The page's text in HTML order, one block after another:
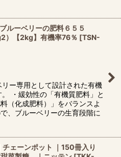
ルーベリーの肥料６５５
）【2kg】有機率76％ [TSN-
ー専用として設計された有機
・緩効性の「有機質肥料」と
（化成肥料）」をバランスよ
、ブルーベリーの生育段階に
ェーンポット ｜150冊入り